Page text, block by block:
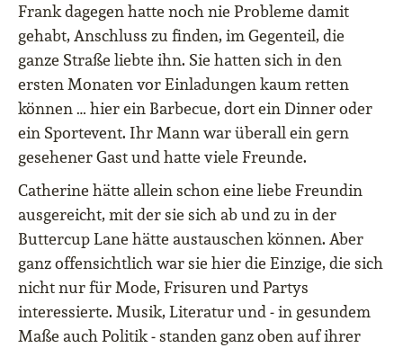
Frank dagegen hatte noch nie Probleme damit
gehabt, Anschluss zu finden, im Gegenteil, die
ganze Straße liebte ihn. Sie hatten sich in den
ersten Monaten vor Einladungen kaum retten
können … hier ein Barbecue, dort ein Dinner oder
ein Sportevent. Ihr Mann war überall ein gern
gesehener Gast und hatte viele Freunde.
Catherine hätte allein schon eine liebe Freundin
ausgereicht, mit der sie sich ab und zu in der
Buttercup Lane hätte austauschen können. Aber
ganz offensichtlich war sie hier die Einzige, die sich
nicht nur für Mode, Frisuren und Partys
interessierte. Musik, Literatur und ‒ in gesundem
Maße auch Politik ‒ standen ganz oben auf ihrer